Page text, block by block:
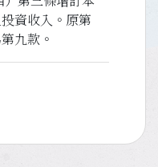
資收入。原第
九款。